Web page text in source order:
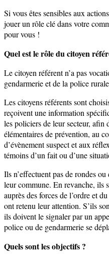
Si vous êtes sensibles aux
jouer un rôle clé dans votre
pour vous !
Quel est le rôle du citoyen
Le citoyen référent n’a pas
gendarmerie et de la police
Les citoyens référents sont
reçoivent une information
les policiers de leur secteur, afin
élémentaires de prévention, au
d’évènement suspect et aux
témoins d’un fait ou d’une
Ils n’effectuent pas de rondes
leur commune. En revanche, ils
auprès des forces de l’ordre et
ont retenu leur attention. S’ils
ils doivent le signaler par un
police ou de gendarmerie se
Quels sont les objectifs ?